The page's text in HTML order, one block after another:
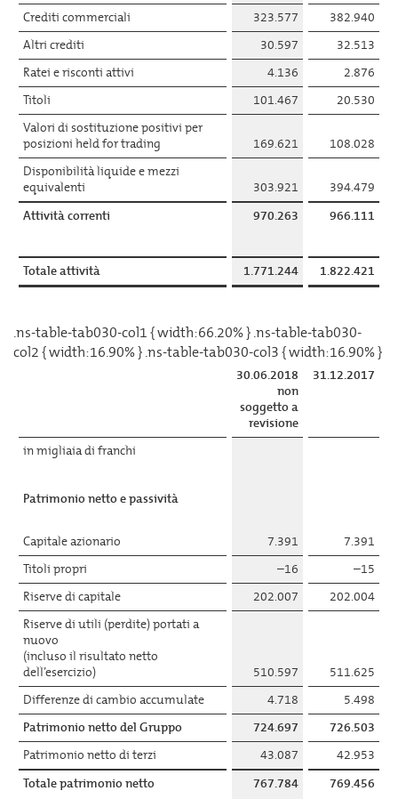
Crediti commerciali
323.577
382.940
Altri crediti
30.597
32.513
Ratei e risconti attivi
4.136
2.876
Titoli
101.467
20.530
Valori di sostituzione positivi per
posizioni held for trading
169.621
108.028
Disponibilità liquide e mezzi
equivalenti
303.921
394.479
Attività correnti
970.263 966.111
Totale attività 1.771.244 1.822.421
.ns-table-tab030-col1 { width:66.20% } .ns-table-tab030-
col2 { width:16.90% } .ns-table-tab030-col3 { width:16.90% }
30.06.2018
31.12.2017
non
soggetto a
revisione
in migliaia di franchi
Patrimonio netto e passività
Capitale azionario 7.391
7.391
Titoli propri
–16
–15
Riserve di capitale
202.007
202.004
Riserve di utili (perdite) portati a
nuovo
(incluso il risultato netto
dell’esercizio)
510.597
511.625
Differenze di cambio accumulate
4.718
5.498
Patrimonio netto del Gruppo
724.697
726.503
Patrimonio netto di terzi
43.087
42.953
Totale patrimonio netto
767.784 769.456